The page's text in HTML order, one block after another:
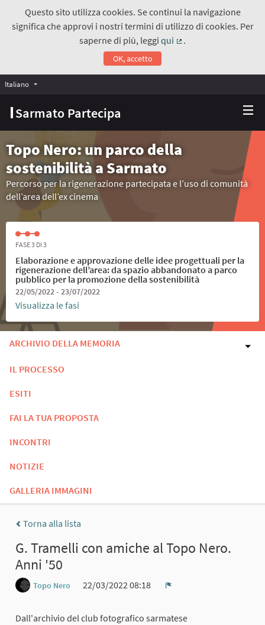
Questo sito utilizza cookies. Se continui la navigazione
significa che approvi i nostri termini di utilizzo di cookies. Per
saperne di più, leggiqui
.
OK, accetto
Sarmato Partecipa
Italiano Choose language
Topo Nero: un parco della
sostenibilità a Sarmato
Percorso per la rigenerazione partecipata e l’uso di comunità
dell’area dell’ex cinema
FASE 3 DI 3
Elaborazione e approvazione delle idee progettuali per la
rigenerazione dell’area: da spazio abbandonato a parco
pubblico per la promozione della sostenibilità
22/05/2022 - 23/07/2022
Visualizza le fasi
ARCHIVIO DELLA MEMORIA
IL PROCESSO
ESITI
FAI LA TUA PROPOSTA
INCONTRI
NOTIZIE
GALLERIA IMMAGINI
Torna alla lista
G. Tramelli con amiche al Topo Nero.
Anni '50
Topo Nero
22/03/2022 08:18
Dall'archivio del club fotografico sarmatese